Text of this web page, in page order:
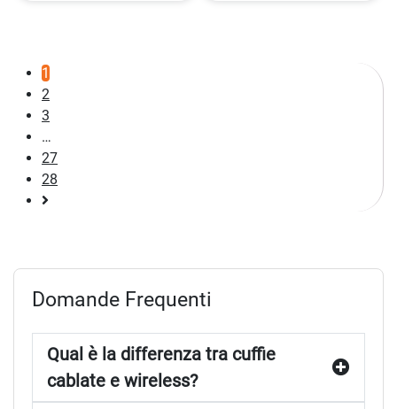
1
2
3
27
28
Domande Frequenti
Qual è la differenza tra cuffie
cablate e wireless?